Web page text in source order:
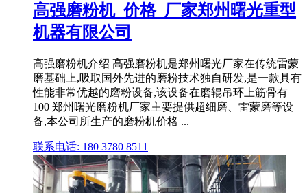
高强磨粉机_价格_厂家郑州曙光重型
机器有限公司
高强磨粉机介绍 高强磨粉机是郑州曙光厂家在传统雷蒙
磨基础上,吸取国外先进的磨粉技术独自研发,是一款具有
性能非常优越的磨粉设备,该设备在磨辊吊环上筋骨有
100 郑州曙光磨粉机厂家主要提供超细磨、雷蒙磨等设
备,本公司所生产的磨粉机价格 ...
联系电话: 180 3780 8511